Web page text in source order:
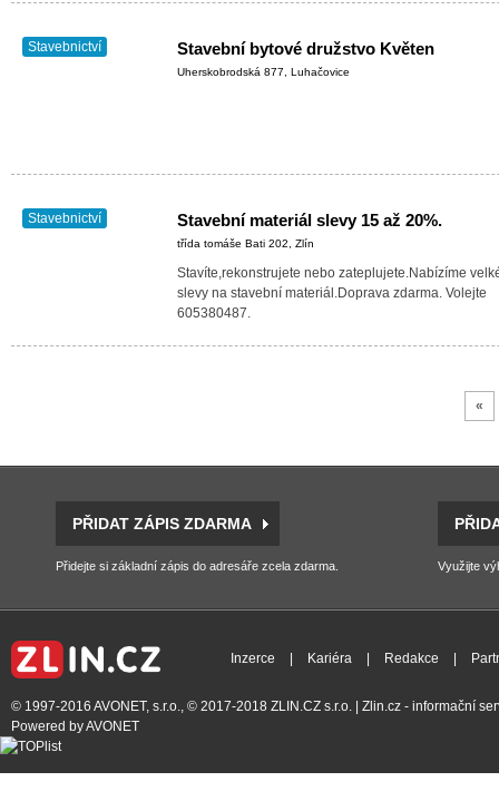
Stavebnictví Stavební bytové družstvo Květen
Uherskobrodská 877, Luhačovice
Stavebnictví Stavební materiál slevy 15 až 20%.
třída tomáše Bati 202, Zlín
Stavíte,rekonstrujete nebo zateplujete.Nabízíme
slevy na stavební materiál.Doprava zdarma. Volejte
605380487.
«
PŘIDAT ZÁPIS ZDARMA
Přidejte si základní zápis do adresáře zcela zdarma. Využijte
Inzerce Kariéra Redakce
© 1997-2016 AVONET, s.r.o., © 2017-2018 ZLIN.CZ s.r.o. | Zlin.cz - informační
Powered byAVONET